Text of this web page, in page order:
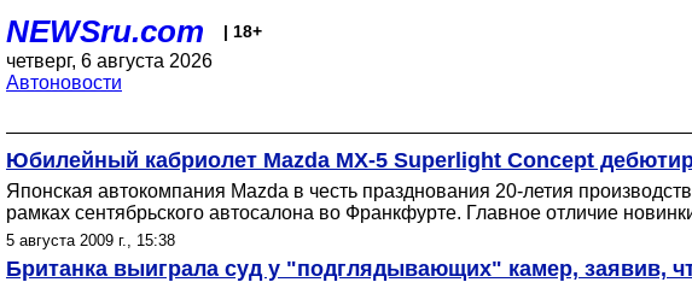
NEWSru.com | 18+
четверг, 6 августа 2026
Автоновости
Юбилейный кабриолет Mazda MX-5 Superlight Concept
Японская автокомпания Mazda в честь празднования 20-летия
рамках сентябрьского автосалона во Франкфурте. Главное отличие
5 августа 2009 г., 15:38
Британка выиграла суд у "подглядывающих" камер, заявив,